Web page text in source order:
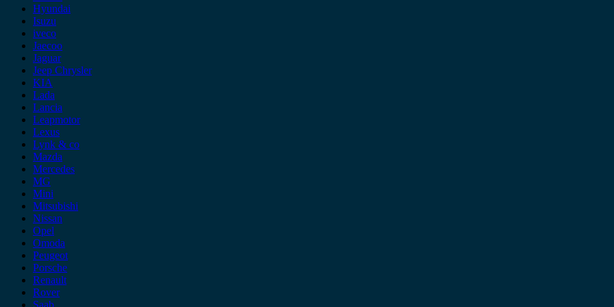
Hyundai
Isuzu
iveco
Jaecoo
Jaguar
Jeep Chrysler
KIA
Lada
Lancia
Leapmotor
Lexus
Lynk & co
Mazda
Mercedes
MG
Mini
Mitsubishi
Nissan
Opel
Omoda
Peugeot
Porsche
Renault
Rover
Saab